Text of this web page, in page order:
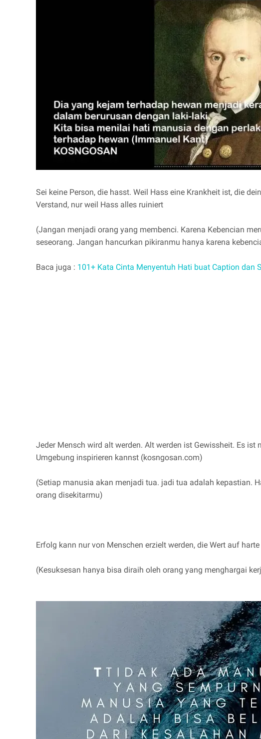
Sei keine Person, die hasst. Weil Hass eine Krankheit ist, die
Verstand, nur weil Hass alles ruiniert
(Jangan menjadi orang yang membenci. Karena Kebencian
seseorang. Jangan hancurkan pikiranmu hanya karena
Baca juga : 101+ Kata Cinta Menyentuh Hati buat Caption dan
Jeder Mensch wird alt werden. Alt werden ist Gewissheit. Es
Umgebung inspirieren kannst (kosngosan.com)
(Setiap manusia akan menjadi tua. jadi tua adalah kepastian.
orang disekitarmu)
Erfolg kann nur von Menschen erzielt werden, die Wert auf
(Kesuksesan hanya bisa diraih oleh orang yang menghargai